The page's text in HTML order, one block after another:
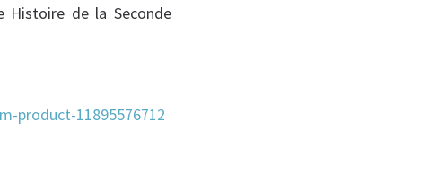
Histoire de la Seconde
product-11895576712